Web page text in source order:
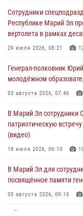
Генерал-полковник
молодёжном
03 августа 2026, 07:46
празднования Дня ВДВ и
Раимкуля Малахбекова
03 августа 2026, 06:52
Центральная войсковая
образования 2 августа
02 августа 2026, 11:44
Сотрудники
Республике Марий Эл
вертолета в рамках
29 июля 2026, 08:21
Генерал-полковник
молодёжном
03 августа 2026, 07:46
В Марий Эл сотрудники
патриотическую
(видео)
18 июля 2026, 06:10
В Марий Эл для
посвящённое памяти
05 августа 2026, 09:10